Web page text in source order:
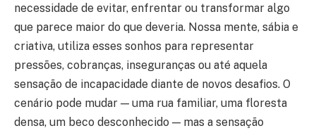
necessidade de evitar, enfrentar ou transformar algo
que parece maior do que deveria. Nossa mente, sábia e
criativa, utiliza esses sonhos para representar
pressões, cobranças, inseguranças ou até aquela
sensação de incapacidade diante de novos desafios. O
cenário pode mudar — uma rua familiar, uma floresta
densa, um beco desconhecido — mas a sensação